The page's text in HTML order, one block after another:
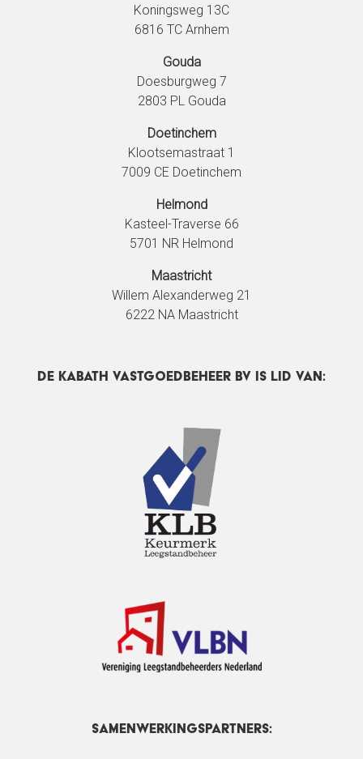
Koningsweg 13C
6816 TC Arnhem
Gouda
Doesburgweg 7
2803 PL Gouda
Doetinchem
Klootsemastraat 1
7009 CE Doetinchem
Helmond
Kasteel-Traverse 66
5701 NR Helmond
Maastricht
Willem Alexanderweg 21
6222 NA Maastricht
DE Kabath Vastgoedbeheer BV IS LID VAN:
Samenwerkingspartners: